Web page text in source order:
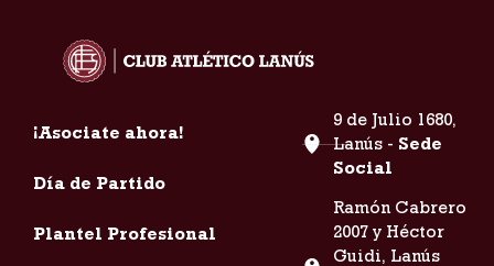
¡Asociate ahora!
Día de Partido
Plantel Profesional
9 de Julio 1680,
Lanús - Sede
Social
Ramón Cabrero
2007 y Héctor
Guidi, Lanús